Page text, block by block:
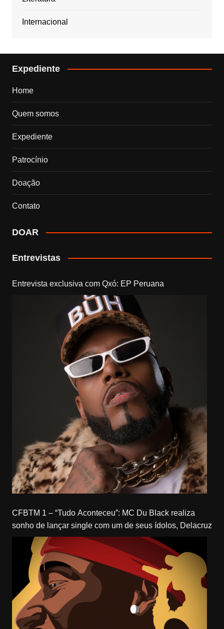
Internacional
Expediente
Home
Quem somos
Expediente
Patrocínio
Doação
Contato
DOAR
Entrevistas
Entrevista exclusiva com Qxó: EP Peruana
CFBTM 1 – “Tudo Aconteceu”: MC Du Black realiza
sonho de lançar single com um de seus ídolos, Delacruz